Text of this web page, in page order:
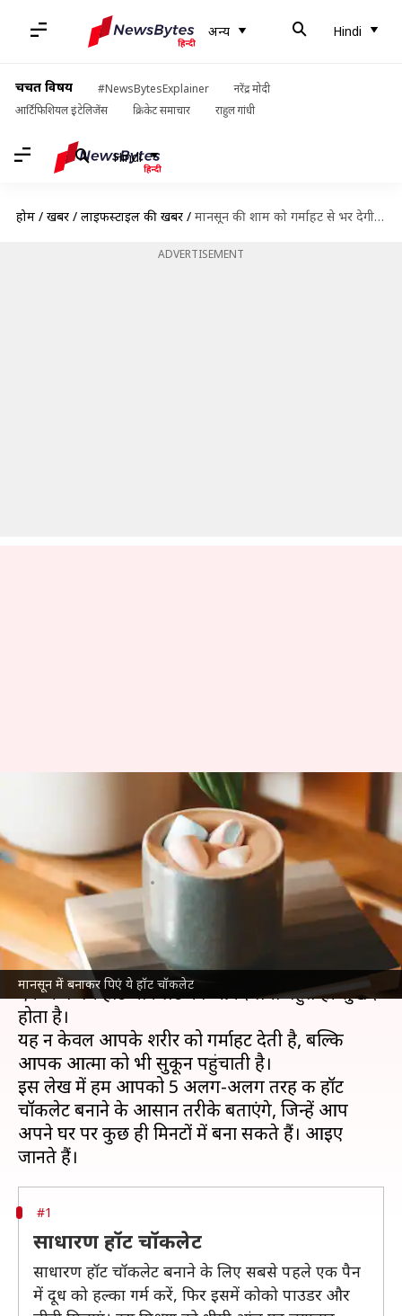
अन्य Hindi
चर्चित विषय #NewsBytesExplainer
नरेंद्र मोदी
आर्टिफिशियल इंटेलिजेंस
क्रिकेट समाचार राहुल गांधी
Hindi
होम / खबरें / लाइफस्टाइल की खबरें / मानसून की शाम को गर्माहट से भर देगी ये 5 हॉट चॉकलेट, इन्हें बनाकर पिएं
ADVERTISEMENT
मानसून में बनाकर पिएं ये हॉट चॉकलेट
मानसून की शाम को गर्माहट से भर
देगी ये 5 हॉट चॉकलेट, इन्हें बनाकर
पिएं
अंजली Jul 07, 2026 11:41 am
क्या है खबर?
मानसूनके दौरान ठंडी और हल्की बारिश की बूंदों के बीच
एक कप गर्म हॉट चॉकलेट का आनंद लेना बहुत ही सुखद
होता है।
यह न केवल आपके शरीर को गर्माहट देती है, बल्कि
आपकी आत्मा को भी सुकून पहुंचाती है।
इस लेख में हम आपको 5 अलग-अलग तरह की हॉट
चॉकलेट बनाने के आसान तरीके बताएंगे, जिन्हें आप
अपने घर पर कुछ ही मिनटों में बना सकते हैं। आइए
#1
साधारण हॉट चॉकलेट
साधारण हॉट चॉकलेट बनाने के लिए सबसे पहले एक पैन
में दूध को हल्का गर्म करें, फिर इसमें कोको पाउडर और